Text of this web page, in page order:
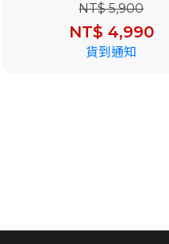
NT$ 5,900
NT$ 4,990
貨到通知